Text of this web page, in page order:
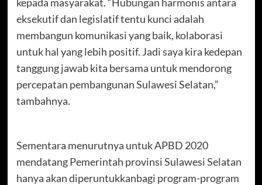
eksekutif dan legislatif tentu kunci adalah
membangun komunikasi yang baik, kolaborasi
untuk hal yang lebih positif. Jadi saya kira kedepan
tanggung jawab kita bersama untuk mendorong
percepatan pembangunan Sulawesi Selatan,”
tambahnya.
Sementara menurutnya untuk APBD 2020
mendatang Pemerintah provinsi Sulawesi Selatan
hanya akan diperuntukkanbagi program-program